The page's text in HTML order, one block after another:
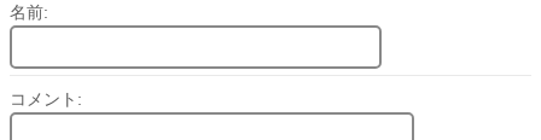
名前:
コメント: